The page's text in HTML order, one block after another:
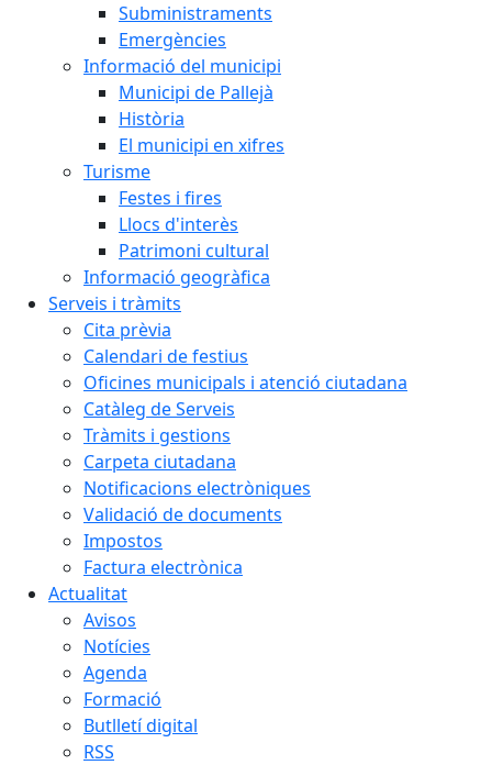
Subministraments
Emergències
Informació del municipi
Municipi de Pallejà
Història
El municipi en xifres
Turisme
Festes i fires
Llocs d'interès
Patrimoni cultural
Informació geogràfica
Serveis i tràmits
Cita prèvia
Calendari de festius
Oficines municipals i atenció ciutadana
Catàleg de Serveis
Tràmits i gestions
Carpeta ciutadana
Notificacions electròniques
Validació de documents
Impostos
Factura electrònica
Actualitat
Avisos
Notícies
Agenda
Formació
Butlletí digital
RSS